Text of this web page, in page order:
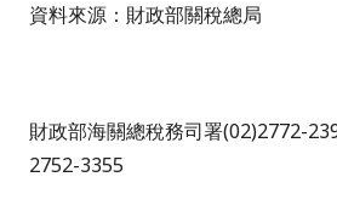
資料來源：財政部關稅總局
財政部海關總稅務司署(02)2772-
2752-3355